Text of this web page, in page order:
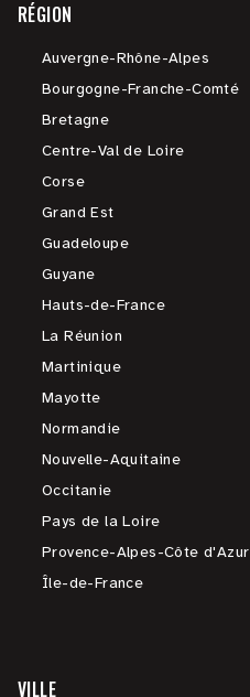
RÉGION
Auvergne-Rhône-Alpes
Bourgogne-Franche-Comté
Bretagne
Centre-Val de Loire
Corse
Grand Est
Guadeloupe
Guyane
Hauts-de-France
La Réunion
Martinique
Mayotte
Normandie
Nouvelle-Aquitaine
Occitanie
Pays de la Loire
Provence-Alpes-Côte d'Azur
Île-de-France
VILLE